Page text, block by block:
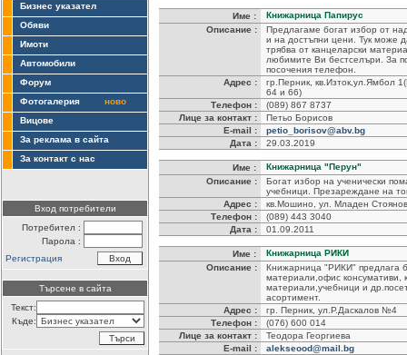
Бизнес указател
Обяви
Имоти
Автомобили
Форум
Фотогалерия
ново
Вицове
За реклама в сайта
За контакт с нас
Вход потребители
Потребител :
Парола :
Регистрация
Търсене в сайта
Текст:
Къде:
Име :
Книжарница Папирус
Описание :
Предлагаме богат избор от
и на достъпни цени. Тук може
трябва от канцеларски
любимите Ви бестселъри. За
посочения телефон.
Адрес :
гр.Перник, кв.Изток,ул.Ямбол
64 и 66)
Телефон :
(089) 867 8737
Лице за контакт :
Петьо Борисов
E-mail :
petio_borisov@abv.bg
Дата :
29.03.2019
Име :
Книжарница "Перун"
Описание :
Богат избор на ученически
учебници. Презареждане на
Адрес :
кв.Мошино, ул. Младен Стоянов
Телефон :
(089) 443 3040
Дата :
01.09.2011
Име :
Книжарница РИКИ
Описание :
Книжарница "РИКИ" предлага
материали,офис консумативи,
материали,учебници и
асортимент.
Адрес :
гр. Перник, ул.Р.Даскалов №4
Телефон :
(076) 600 014
Лице за контакт :
Теодора Георгиева
E-mail :
alekseood@mail.bg